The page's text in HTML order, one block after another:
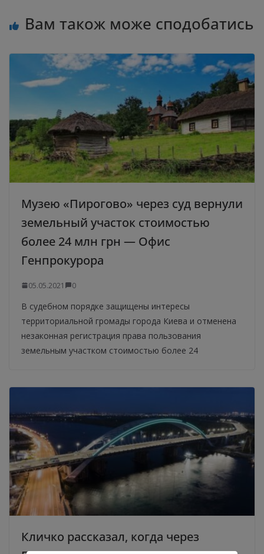
Вам також може сподобатись
Музею «Пирогово» через суд вернули
земельный участок стоимостью
более 24 млн грн — Офис
Генпрокурора
05.05.2021 0
В судебном порядке защищены интересы
территориальной громады города Киева и отменена
незаконная регистрация права пользования
земельным участком стоимостью более 24
Кличко рассказал, когда через